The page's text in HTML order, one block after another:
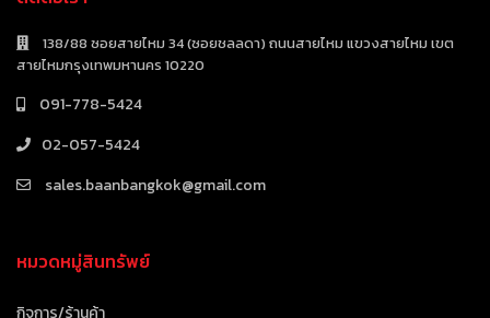
138/88 ซอยสายไหม 34 (ซอยชลลดา) ถนนสายไหม แขวงสายไหม เขต
สายไหมกรุงเทพมหานคร 10220
091-778-5424
02-057-5424
sales.baanbangkok@gmail.com
หมวดหมู่สินทรัพย์
กิจการ/ร้านค้า